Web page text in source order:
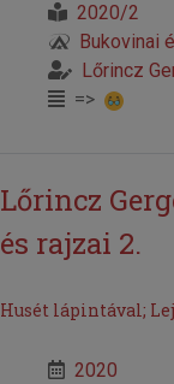
2020/2
Bukovinai
Lőrincz
=>
Lőrincz
és rajzai 2.
Husét lápintával;
2020